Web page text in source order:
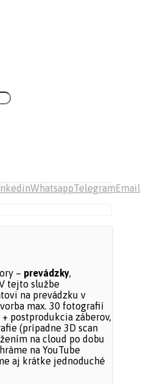
WhatsappTelegramEmail
– prevádzky,
tejto službe
na prevádzku v
max. 30 fotografií
postprodukcia záberov,
(prípadne 3D scan
na cloud po dobu
na YouTube
aj krátke jednoduché